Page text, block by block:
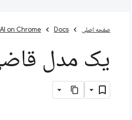
صفحه اصلی Docs
AI on Chrome
یک مدل